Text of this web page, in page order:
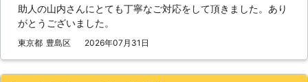
ッテリーに関するお悩みがありました
にも「救急」とありますように、緊急
いち早くお助けしたいという気持ちが
助人の山内さんにとても丁寧なご対応をして頂きました。あり
がとうございました。
東京都 豊島区 2026年07月31日